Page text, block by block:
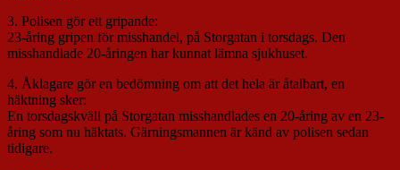
3. Polisen gör ett gripande:
23-åring gripen för misshandel, på Storgatan i torsdags. Den
misshandlade 20-åringen har kunnat lämna sjukhuset.
4. Åklagare gör en bedömning om att det hela är åtalbart, en
häktning sker:
En torsdagskväll på Storgatan misshandlades en 20-åring av en 23-
åring som nu häktats. Gärningsmannen är känd av polisen sedan
tidigare.